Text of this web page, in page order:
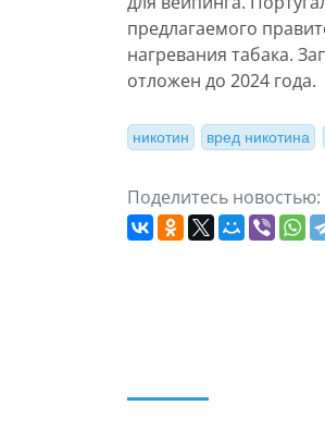
предлагаемого
нагревания табака.
отложен до 2024 года.
никотин вред никотина
Поделитесь новостью: